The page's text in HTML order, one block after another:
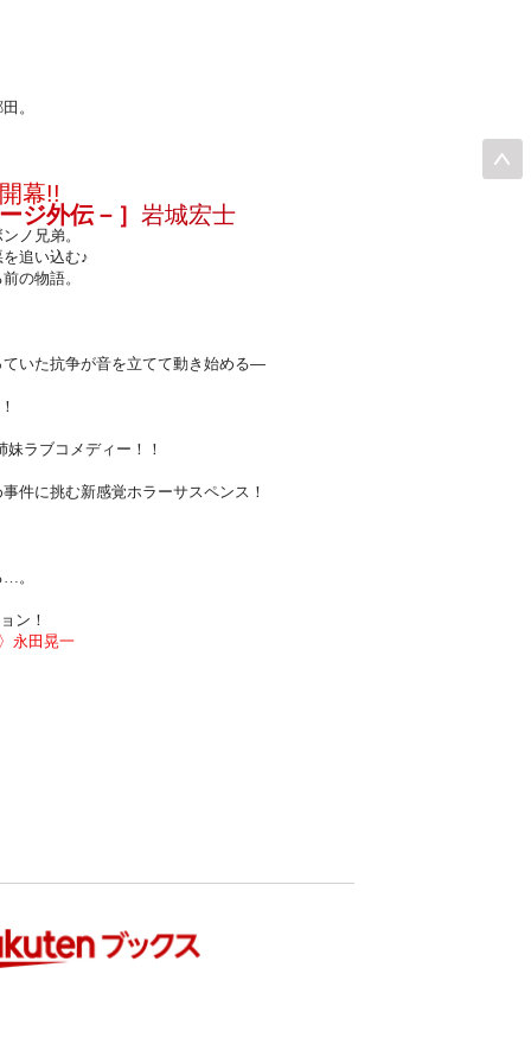
。
幕!!
ジ外伝－］ 岩城宏士
ノ兄弟。
追い込む♪
の物語。
いた抗争が音を立てて動き始める―
妹ラブコメディー！！
件に挑む新感覚ホラーサスペンス！
…。
ン！
永田晃一